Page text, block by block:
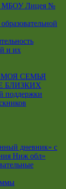
МБОУ Лицея №
и их
«МОЯ СЕМЬЯ
БЛИЗКИХ
поддержки
дневник» с
Ниж обл»